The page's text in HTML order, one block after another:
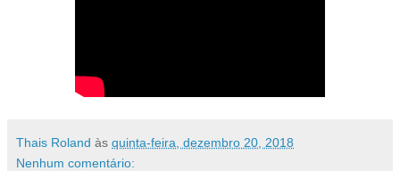
Thais Roland às quinta-feira, dezembro 20, 2018
Nenhum comentário: